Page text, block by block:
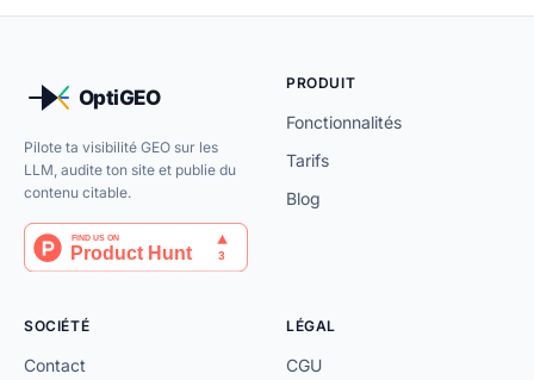
Pilote ta visibilité GEO sur les
LLM, audite ton site et publie du
contenu citable.
PRODUIT
Fonctionnalités
Tarifs
Blog
SOCIÉTÉ
Contact
LÉGAL
CGU